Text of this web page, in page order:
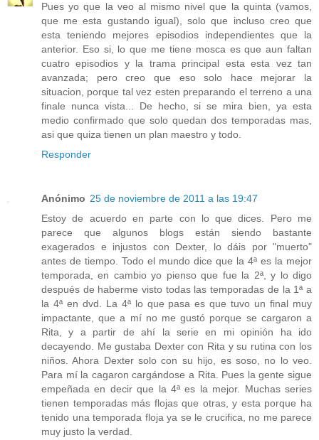
Pues yo que la veo al mismo nivel que la quinta (vamos,
que me esta gustando igual), solo que incluso creo que
esta teniendo mejores episodios independientes que la
anterior. Eso si, lo que me tiene mosca es que aun faltan
cuatro episodios y la trama principal esta esta vez tan
avanzada; pero creo que eso solo hace mejorar la
situacion, porque tal vez esten preparando el terreno a una
finale nunca vista... De hecho, si se mira bien, ya esta
medio confirmado que solo quedan dos temporadas mas,
asi que quiza tienen un plan maestro y todo.
Responder
Anónimo 25 de noviembre de 2011 a las 19:47
Estoy de acuerdo en parte con lo que dices. Pero me
parece que algunos blogs están siendo bastante
exagerados e injustos con Dexter, lo dáis por "muerto"
antes de tiempo. Todo el mundo dice que la 4ª es la mejor
temporada, en cambio yo pienso que fue la 2ª, y lo digo
después de haberme visto todas las temporadas de la 1ª a
la 4ª en dvd. La 4ª lo que pasa es que tuvo un final muy
impactante, que a mí no me gustó porque se cargaron a
Rita, y a partir de ahí la serie en mi opinión ha ido
decayendo. Me gustaba Dexter con Rita y su rutina con los
niños. Ahora Dexter solo con su hijo, es soso, no lo veo.
Para mí la cagaron cargándose a Rita. Pues la gente sigue
empeñada en decir que la 4ª es la mejor. Muchas series
tienen temporadas más flojas que otras, y esta porque ha
tenido una temporada floja ya se le crucifica, no me parece
muy justo la verdad.